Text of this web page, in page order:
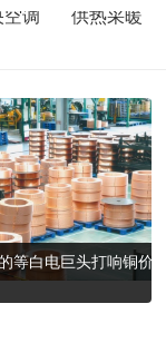
调 供热采暖
等白电巨头打响铜价